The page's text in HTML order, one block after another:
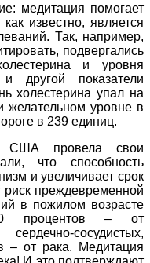
медитация помогает
известно, является
Так, например,
подвергались
и уровня
другой показатели
холестерина упал на
уровне в
в 239 единиц.
США провела свои
что способность
и увеличивает срок
риск преждевременной
в пожилом возрасте
процентов – от
сосудистых,
– от рака. Медитация